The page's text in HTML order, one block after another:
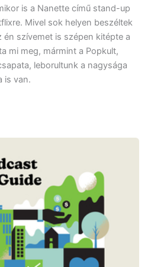
is a Nanette című stand-up
Mivel sok helyen beszéltek
én szívemet is szépen kitépte a
mi meg, mármint a Popkult,
leborultunk a nagysága
is van.